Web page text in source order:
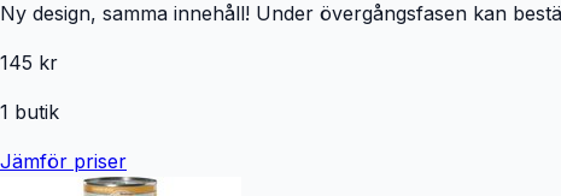
Ny design, samma innehåll! Under övergångsfasen kan
145 kr
1 butik
Jämför priser